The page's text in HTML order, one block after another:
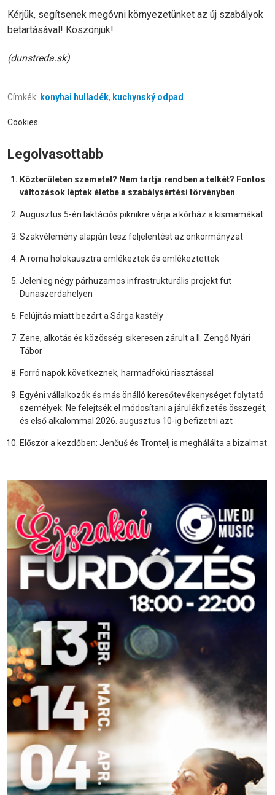
Kérjük, segítsenek megóvni környezetünket az új szabályok
betartásával! Köszönjük!
(dunstreda.sk)
Címkék: konyhai hulladék, kuchynský odpad
Cookies
Legolvasottabb
Közterületen szemetel? Nem tartja rendben a telkét? Fontos
változások léptek életbe a szabálysértési törvényben
Augusztus 5-én laktációs piknikre várja a kórház a kismamákat
Szakvélemény alapján tesz feljelentést az önkormányzat
A roma holokausztra emlékeztek és emlékeztettek
Jelenleg négy párhuzamos infrastrukturális projekt fut
Dunaszerdahelyen
Felújítás miatt bezárt a Sárga kastély
Zene, alkotás és közösség: sikeresen zárult a II. Zengő Nyári
Tábor
Forró napok következnek, harmadfokú riasztással
Egyéni vállalkozók és más önálló keresőtevékenységet folytató
személyek: Ne felejtsék el módosítani a járulékfizetés összegét,
és első alkalommal 2026. augusztus 10-ig befizetni azt
Először a kezdőben: Jenčuš és Trontelj is meghálálta a bizalmat